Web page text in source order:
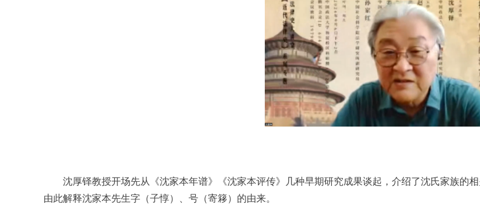
沈厚铎教授开场先从《沈家本年谱》《沈家本评传》几种早期研究成果谈起，介绍了沈氏家族的
由此解释沈家本先生字（子惇）、号（寄簃）的由来。